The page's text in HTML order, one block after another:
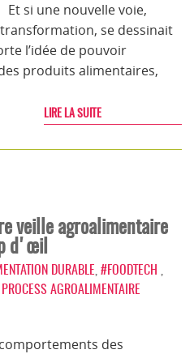
si une nouvelle voie,
se dessinait
l’idée de pouvoir
produits alimentaires,
LIRE LA SUITE
veille agroalimentaire
d'œil
DURABLE #FOODTECH
AGROALIMENTAIRE
des